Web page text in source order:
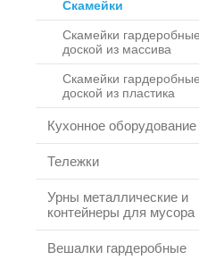
Скамейки
Скамейки
доской из массива
Скамейки
доской из пластика
Кухонное оборудование
Тележки
Урны металлические и
контейнеры для мусора
Вешалки гардеробные